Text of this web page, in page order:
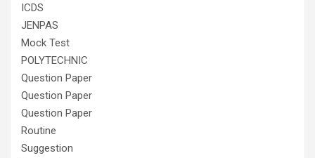
ICDS
JENPAS
Mock Test
POLYTECHNIC
Question Paper
Question Paper
Question Paper
Routine
Suggestion